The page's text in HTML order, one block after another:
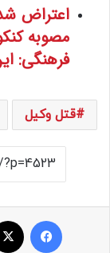
اعتراض
فرهنگی:
قتل وکیل
فیسبوک